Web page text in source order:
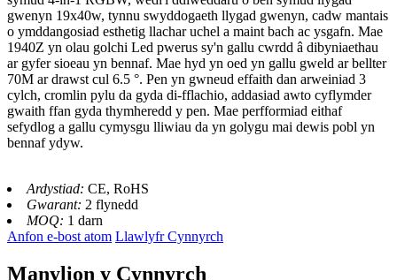
gwenyn 19x40w, tynnu swyddogaeth llygad gwenyn, cadw mantais
o ymddangosiad esthetig llachar uchel a maint bach ac ysgafn. Mae
1940Z yn olau golchi Led pwerus sy'n gallu cwrdd â dibyniaethau
ar gyfer sioeau yn bennaf. Mae hyd yn oed yn gallu gweld ar bellter
70M ar drawst cul 6.5 °. Pen yn gwneud effaith dan arweiniad 3
cylch, cromlin pylu da gyda di-fflachio, addasiad awto cyflymder
gwaith ffan gyda thymheredd y pen. Mae perfformiad eithaf
sefydlog a gallu cymysgu lliwiau da yn golygu mai dewis pobl yn
bennaf ydyw.
Ardystiad: CE, RoHS
Gwarant: 2 flynedd
MOQ: 1 darn
Anfon e-bost atom Llawlyfr Cynnyrch
Manylion y Cynnyrch